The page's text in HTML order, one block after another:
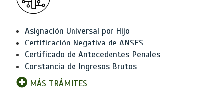
Asignación Universal por Hijo
Certificación Negativa de ANSES
Certificado de Antecedentes Penales
Constancia de Ingresos Brutos
MÁS TRÁMITES